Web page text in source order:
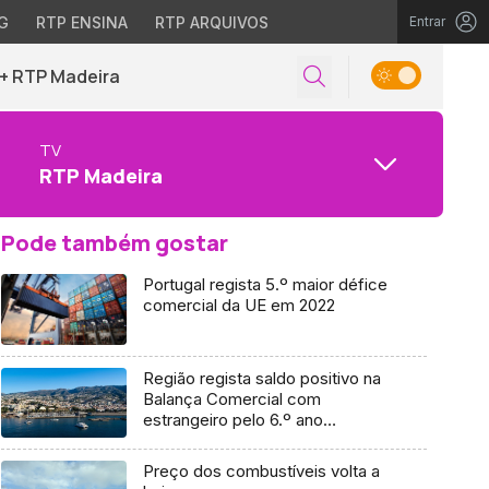
RTP ENSINA RTP ARQUIVOS Entrar
+ RTP Madeira
TV
RTP Madeira
Pode também gostar
Portugal regista 5.º maior défice
comercial da UE em 2022
Região regista saldo positivo na
Balança Comercial com
estrangeiro pelo 6.º ano
Preço dos combustíveis volta a